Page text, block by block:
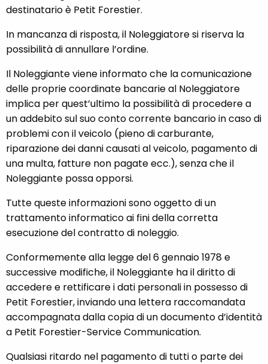
destinatario è Petit Forestier.
In mancanza di risposta, il Noleggiatore si riserva la
possibilità di annullare l’ordine.
Il Noleggiante viene informato che la comunicazione
delle proprie coordinate bancarie al Noleggiatore
implica per quest’ultimo la possibilità di procedere a
un addebito sul suo conto corrente bancario in caso di
problemi con il veicolo (pieno di carburante,
riparazione dei danni causati al veicolo, pagamento di
una multa, fatture non pagate ecc.), senza che il
Noleggiante possa opporsi.
Tutte queste informazioni sono oggetto di un
trattamento informatico ai fini della corretta
esecuzione del contratto di noleggio.
Conformemente alla legge del 6 gennaio 1978 e
successive modifiche, il Noleggiante ha il diritto di
accedere e rettificare i dati personali in possesso di
Petit Forestier, inviando una lettera raccomandata
accompagnata dalla copia di un documento d’identità
a Petit Forestier-Service Communication.
Qualsiasi ritardo nel pagamento di tutti o parte dei